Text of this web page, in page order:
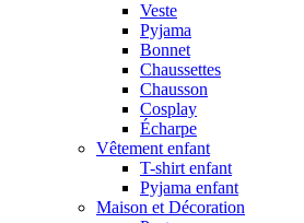
Veste
Pyjama
Bonnet
Chaussettes
Chausson
Cosplay
Écharpe
Vêtement enfant
T-shirt enfant
Pyjama enfant
Maison et Décoration